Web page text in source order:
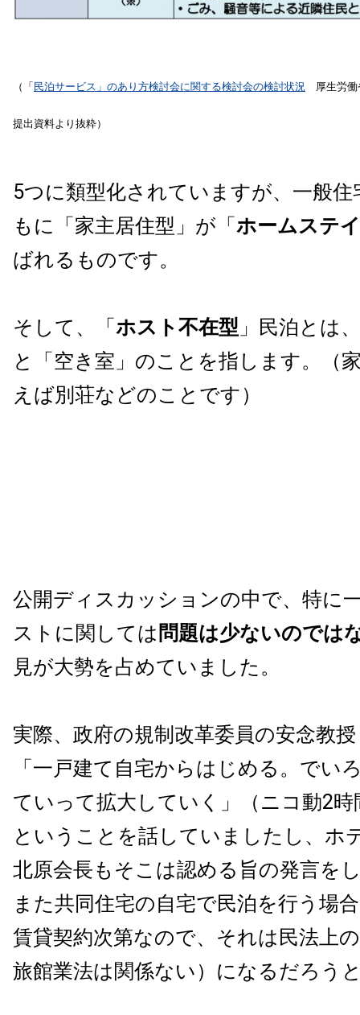
（「 民泊サービス」のあり方検討会に関する検討会の検討状況 厚生労働
提出資料より抜粋）
5つに類型化されていますが、一般住
もに「家主居住型」が「 ホームステ
ばれるものです。
そして、「 ホスト不在型 」民泊とは
と「空き室」のことを指します。（
えば別荘などのことです）
公開ディスカッションの中で、特に
ストに関しては 問題は少ないのでは
見が大勢を占めていました。
実際、政府の規制改革委員の安念教
「一戸建て自宅からはじめる。でい
ていって拡大していく」（ニコ動2
ということを話していましたし、ホ
北原会長もそこは認める旨の発言を
また共同住宅の自宅で民泊を行う場
賃貸契約次第なので、それは民法上
旅館業法は関係ない）になるだろう